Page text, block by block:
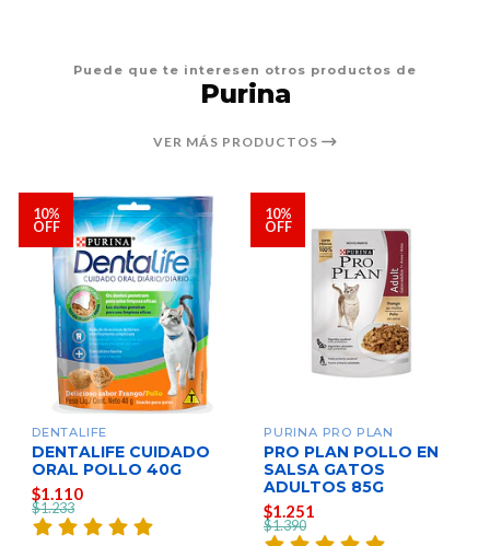
Puede que te interesen otros productos de
Purina
VER MÁS PRODUCTOS
10%
OFF
DENTALIFE
DENTALIFE CUIDADO
ORAL POLLO 40G
$1.110
$1.233
10%
OFF
PURINA PRO PLAN
PRO PLAN POLLO EN
SALSA GATOS
ADULTOS 85G
$1.251
$1.390